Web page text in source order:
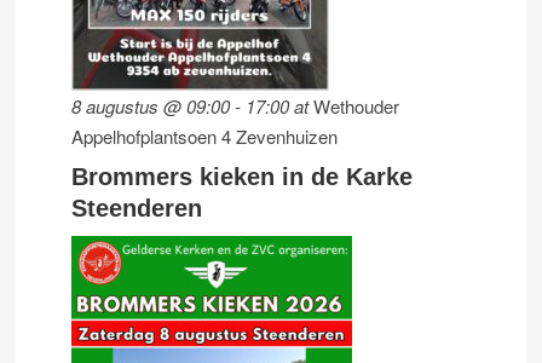
8 augustus @ 09:00- 17:00atWethouder
Appelhofplantsoen 4 Zevenhuizen
Brommers kieken in de Karke
Steenderen